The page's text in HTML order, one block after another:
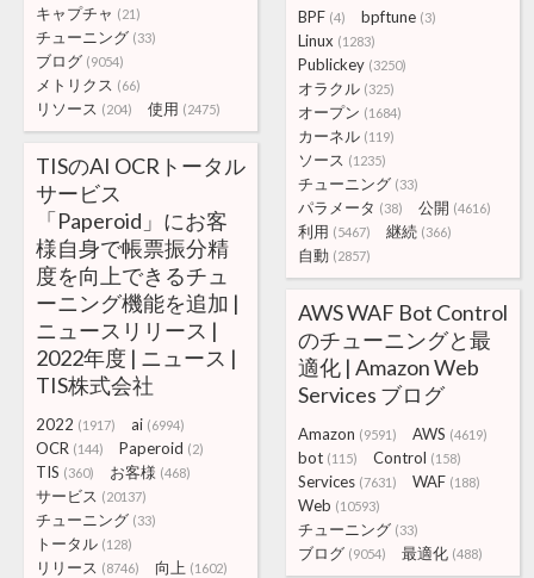
キャプチャ (21)
チューニング (33)
ブログ (9054)
メトリクス (66)
リソース (204) 使用 (2475)
BPF (4) bpftune (3)
Linux (1283)
Publickey (3250)
オラクル (325)
オープン (1684)
カーネル (119)
ソース (1235)
チューニング (33)
パラメータ (38) 公開 (4616)
利用 (5467) 継続 (366)
自動 (2857)
TISのAI OCRトータル
サービス
「Paperoid」にお客
様自身で帳票振分精
度を向上できるチュ
ーニング機能を追加 |
ニュースリリース |
2022年度 | ニュース |
TIS株式会社
2022 (1917) ai (6994)
OCR (144) Paperoid (2)
TIS (360) お客様 (468)
サービス (20137)
チューニング (33)
トータル (128)
リリース (8746) 向上 (1602)
AWS WAF Bot Control
のチューニングと最
適化 | Amazon Web
Services ブログ
Amazon (9591) AWS (4619)
bot (115) Control (158)
Services (7631) WAF (188)
Web (10593)
チューニング (33)
ブログ (9054) 最適化 (488)